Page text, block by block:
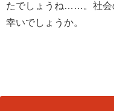
たでしょうね……。社会
幸いでしょうか。